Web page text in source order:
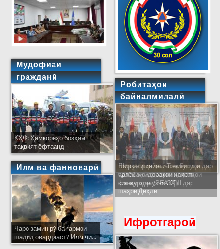
Мудофиаи
гражданӣ
КҲФ: Ҳамкориҳо бозҳам
тақвият ёфтаанд
Илм ва фанноварӣ
Чаро замин рӯ ба гармои
шадид овардааст? Илм чӣ...
Робитаҳои
байналмилалӣ
Ширкати ҳайати Тоҷикистон дар
ҷаласаи идораҳои наҷоти
кишварҳои узви СҲШ дар
шаҳри Деҳлӣ
Ифротгароӣ